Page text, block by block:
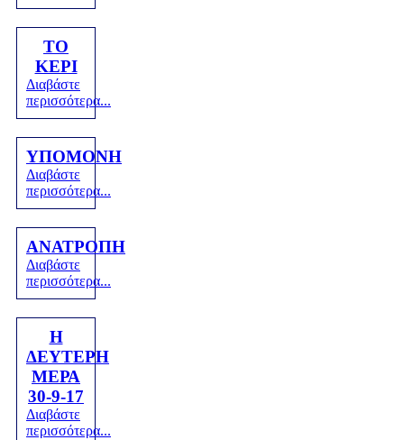
ΤΟ
ΚΕΡΙ
Διαβάστε
περισσότερα...
ΥΠΟΜΟΝΗ
Διαβάστε
περισσότερα...
ΑΝΑΤΡΟΠΗ
Διαβάστε
περισσότερα...
H
ΔΕΥΤΕΡΗ
ΜΕΡΑ
30-9-17
Διαβάστε
περισσότερα...